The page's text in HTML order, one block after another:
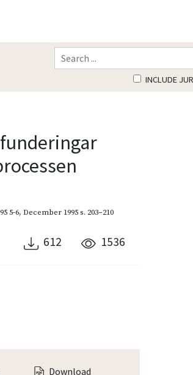
INCLUDE
5-6,December 1995s. 203–210
612 1536
Download